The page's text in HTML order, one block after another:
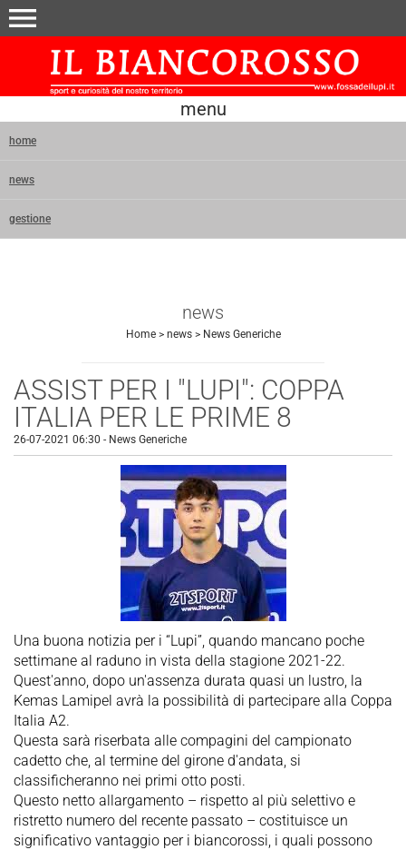
menu
menu
home
news
gestione
news
Home> news> News Generiche
ASSIST PER I "LUPI": COPPA
ITALIA PER LE PRIME 8
26-07-2021 06:30 - News Generiche
Una buona notizia per i “Lupi”, quando mancano poche
settimane al raduno in vista della stagione 2021-22.
Quest'anno, dopo un'assenza durata quasi un lustro, la
Kemas Lamipel avrà la possibilità di partecipare alla Coppa
Italia A2.
Questa sarà riserbata alle compagini del campionato
cadetto che, al termine del girone d'andata, si
classificheranno nei primi otto posti.
Questo netto allargamento – rispetto al più selettivo e
ristretto numero del recente passato – costituisce un
significativo vantaggio per i biancorossi, i quali possono